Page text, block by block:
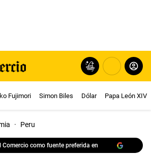
Fujimori Simon Biles Dólar Papa León XIV
· Peru
Comercio como fuente preferida en